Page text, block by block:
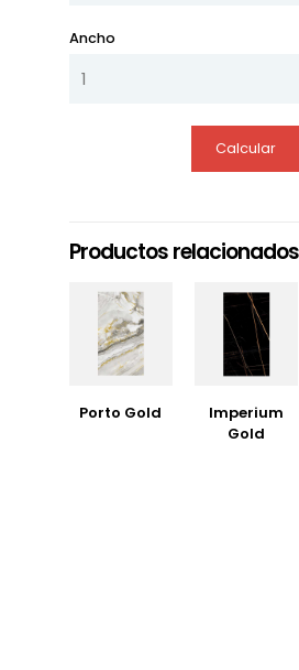
Ancho
Calcular
Productos relacionados
Porto Gold
Imperium
Gold